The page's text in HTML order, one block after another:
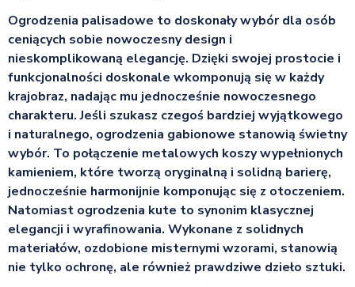
Ogrodzenia palisadowe to doskonały wybór dla osób
ceniących sobie nowoczesny design i
nieskomplikowaną elegancję. Dzięki swojej prostocie i
funkcjonalności doskonale wkomponują się w każdy
krajobraz, nadając mu jednocześnie nowoczesnego
charakteru. Jeśli szukasz czegoś bardziej wyjątkowego
i naturalnego, ogrodzenia gabionowe stanowią świetny
wybór. To połączenie metalowych koszy wypełnionych
kamieniem, które tworzą oryginalną i solidną barierę,
jednocześnie harmonijnie komponując się z otoczeniem.
Natomiast ogrodzenia kute to synonim klasycznej
elegancji i wyrafinowania. Wykonane z solidnych
materiałów, ozdobione misternymi wzorami, stanowią
nie tylko ochronę, ale również prawdziwe dzieło sztuki.